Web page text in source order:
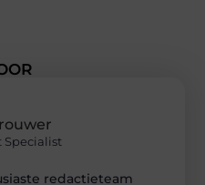
Specialist
redactieteam